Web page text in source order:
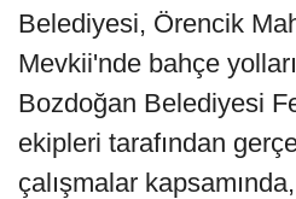
Belediyesi, Örencik
Mevkii'nde bahçe
Bozdoğan Belediyesi
ekipleri tarafından
çalışmalar